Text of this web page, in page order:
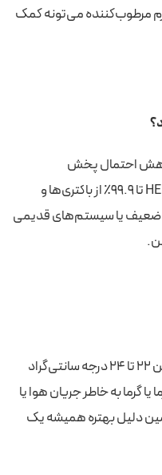
مرطوب‌کننده می‌تونه کمک
احتمال پخش
بیماری‌های تنفسی داره. فیلترهای HEPA تا ۹۹.۹٪ از باکتری‌ها و
ضعیف یا سیستم‌های قدیمی
دمای هواپیما در طول پرواز معمولاً بین ۲۲ تا ۲۴ درجه سانتی‌گراد
گرما به خاطر جریان هوا یا
دلیل بهتره همیشه یک